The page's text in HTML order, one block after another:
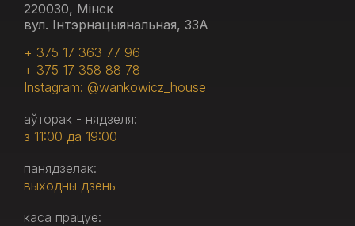
220030, Мінск
вул. Інтэрнацыянальная, 33А
+ 375 17 363 77 96
+ 375 17 358 88 78
Instagram: @wankowicz_house
аўторак - нядзеля:
з 11:00 да 19:00
панядзелак:
выходны дзень
каса працуе: